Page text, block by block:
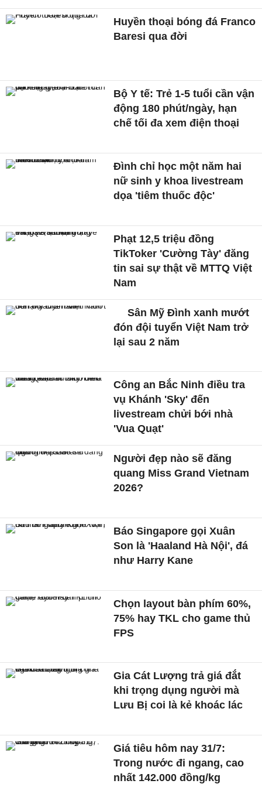
Huyền thoại bóng đá Franco
Baresi qua đời
Bộ Y tế: Trẻ 1-5 tuổi cần vận
động 180 phút/ngày, hạn
chế tối đa xem điện thoại
Đình chỉ học một năm hai
nữ sinh y khoa livestream
dọa 'tiêm thuốc độc'
Phạt 12,5 triệu đồng
TikToker 'Cường Tày' đăng
tin sai sự thật về MTTQ Việt
Nam
Sân Mỹ Đình xanh mướt
đón đội tuyển Việt Nam trở
lại sau 2 năm
Công an Bắc Ninh điều tra
vụ Khánh 'Sky' đến
livestream chửi bới nhà
'Vua Quạt'
Người đẹp nào sẽ đăng
quang Miss Grand Vietnam
2026?
Báo Singapore gọi Xuân
Son là 'Haaland Hà Nội', đá
như Harry Kane
Chọn layout bàn phím 60%,
75% hay TKL cho game thủ
FPS
Gia Cát Lượng trả giá đắt
khi trọng dụng người mà
Lưu Bị coi là kẻ khoác lác
Giá tiêu hôm nay 31/7:
Trong nước đi ngang, cao
nhất 142.000 đồng/kg